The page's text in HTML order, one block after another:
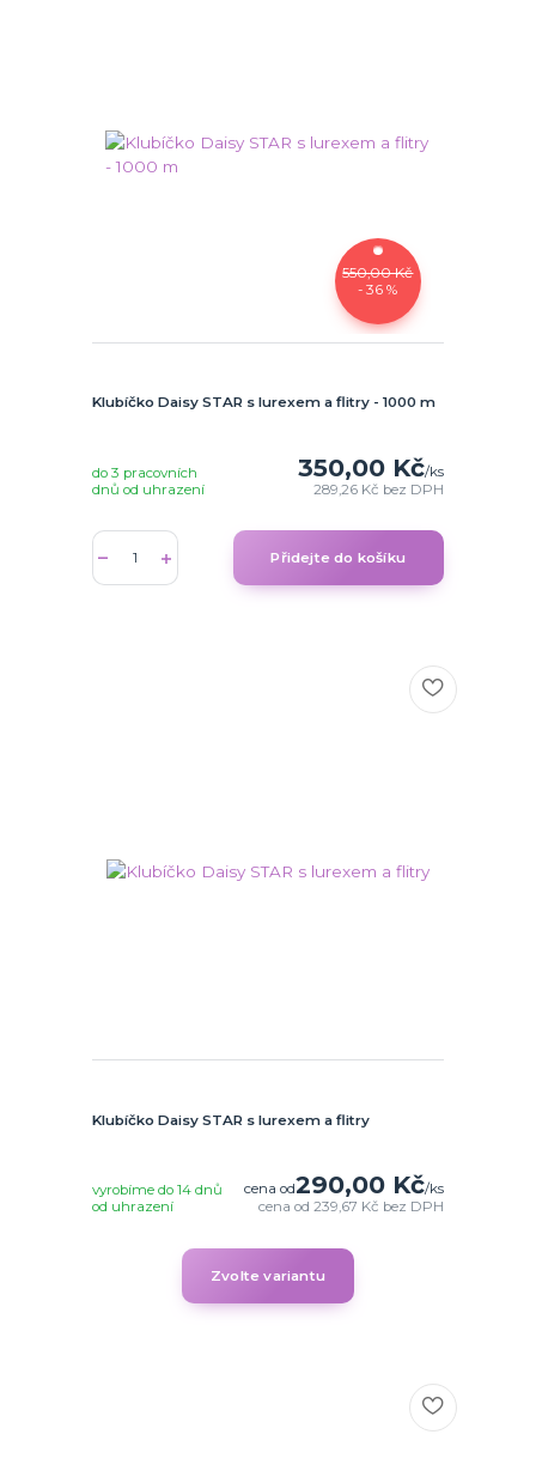
550,00 Kč
- 36 %
Klubíčko Daisy STAR s lurexem a flitry - 1000 m
350,00 Kč/ks
289,26 Kč bez DPH
do 3 pracovních
dnů od uhrazení
Přidejte do košíku
Klubíčko Daisy STAR s lurexem a flitry
cena od290,00 Kč/ks
cena od239,67 Kč bez DPH
vyrobíme do 14 dnů
od uhrazení
Zvolte variantu